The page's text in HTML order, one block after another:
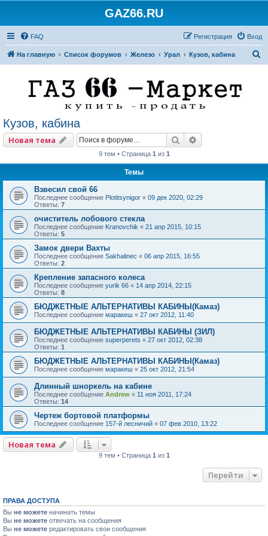
GAZ66.RU
FAQ Вход
Регистрация
На главную Список форумов Железо Урал Кузов, кабина
Кузов, кабина
Новая тема Поиск
9 тем • Страница 1 из 1
Темы
Взвесил свой 66
Последнее сообщение Plotitsynigor « 09 дек 2020, 02:29
Ответы: 7
очиститель лобового стекла
Последнее сообщение Kranovchik « 21 апр 2015, 10:15
Ответы: 5
Замок двери Вахты
Последнее сообщение Sakhalinec « 06 апр 2015, 16:55
Ответы: 2
Крепление запасного колеса
Последнее сообщение yurik 66 « 14 апр 2014, 22:15
Ответы: 8
БЮДЖЕТНЫЕ АЛЬТЕРНАТИВЫ КАБИНЫ(Камаз)
Последнее сообщение маракеш « 27 окт 2012, 11:40
БЮДЖЕТНЫЕ АЛЬТЕРНАТИВЫ КАБИНЫ (ЗИЛ)
Последнее сообщение superperets « 27 окт 2012, 02:38
Ответы: 1
БЮДЖЕТНЫЕ АЛЬТЕРНАТИВЫ КАБИНЫ(Камаз)
Последнее сообщение маракеш « 25 окт 2012, 21:54
Длинный шноркель на кабине
Последнее сообщение Andrew « 11 ноя 2011, 17:24
Ответы: 14
Чертеж бортовой платформы
Последнее сообщение 157-й лесничий « 07 фев 2010, 13:22
Новая тема
9 тем • Страница 1 из 1
Перейти
ПРАВА ДОСТУПА
Вы не можете начинать темы
Вы не можете отвечать на сообщения
Вы не можете редактировать свои сообщения